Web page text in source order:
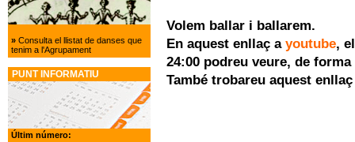
Volem ballar i ballarem.
En aquest enllaç a youtube,
24:00 podreu veure, de
També trobareu aquest
»Consulta el llistat de danses que
tenim a l'Agrupament
PUNT INFORMATIU
Últim número: